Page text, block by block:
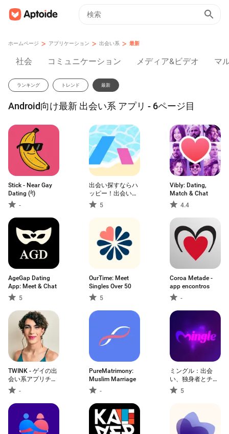
ホームページ > アプリケーション > 出会い系 > 最新
社会 コミュニケーション メディア&ビデオ マ
ランキング トレンド 最新
Android向け最新 出会い系 アプリ - 6ページ目
Stick - Near Gay
Dating (गे)
-
出会い探すならハ
ッピー！出会い
系・マッチングア
プリ
5
Vibly: Dating,
Match & Chat
4.4
AgeGap Dating
App: Meet & Chat
5
OurTime: Meet
Singles Over 50
5
Coroa Metade -
app encontros
-
TWINK - ゲイの出
会い系アプリチャ
ット-パートナー
-
PureMatrimony:
Muslim Marriage
-
ミングル：出会
い、独身者とチャ
ットするオンライ
ンデートアプリ
5